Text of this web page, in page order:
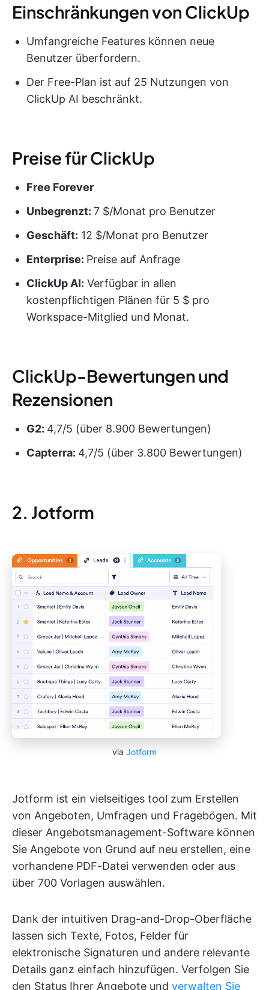
Einschränkungen von ClickUp
Umfangreiche Features können neue
Benutzer überfordern.
Der Free-Plan ist auf 25 Nutzungen von
ClickUp AI beschränkt.
Preise für ClickUp
Free Forever
Unbegrenzt: 7 $/Monat pro Benutzer
Geschäft: 12 $/Monat pro Benutzer
Enterprise: Preise auf Anfrage
ClickUp AI: Verfügbar in allen
kostenpflichtigen Plänen für 5 $ pro
Workspace-Mitglied und Monat.
ClickUp-Bewertungen und
Rezensionen
G2: 4,7/5 (über 8.900 Bewertungen)
Capterra: 4,7/5 (über 3.800 Bewertungen)
2. Jotform
via Jotform
Jotform ist ein vielseitiges tool zum Erstellen
von Angeboten, Umfragen und Fragebögen. Mit
dieser Angebotsmanagement-Software können
Sie Angebote von Grund auf neu erstellen, eine
vorhandene PDF-Datei verwenden oder aus
über 700 Vorlagen auswählen.
Dank der intuitiven Drag-and-Drop-Oberfläche
lassen sich Texte, Fotos, Felder für
elektronische Signaturen und andere relevante
Details ganz einfach hinzufügen. Verfolgen Sie
den Status Ihrer Angebote und verwalten Sie